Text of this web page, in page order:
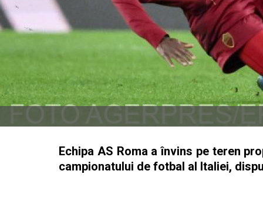
Echipa AS Roma a învins pe teren
campionatului de fotbal al Italiei,